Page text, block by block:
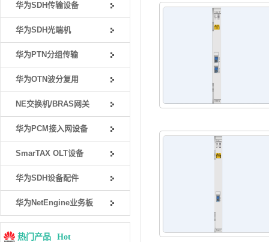
华为SDH传输设备
华为SDH光端机
华为PTN分组传输
华为OTN波分复用
NE交换机/BRAS网关
华为PCM接入网设备
SmarTAX OLT设备
华为SDH设备配件
华为NetEngine业务板
热门产品 Hot